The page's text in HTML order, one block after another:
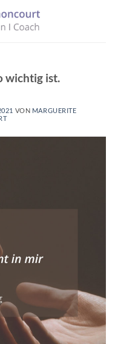
wichtig ist.
VON MARGUERITE